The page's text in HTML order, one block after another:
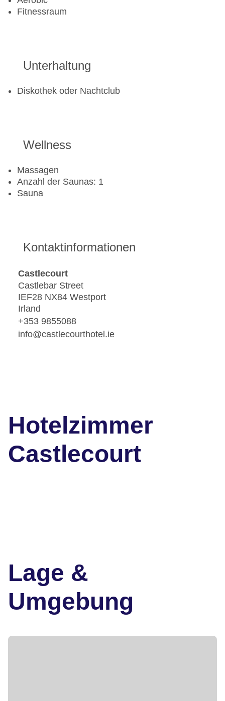
Fitnessraum
Unterhaltung
Diskothek oder Nachtclub
Wellness
Massagen
Anzahl der Saunas: 1
Sauna
Kontaktinformationen
Castlecourt
Castlebar Street
IEF28 NX84 Westport
Irland
+353 9855088
info@castlecourthotel.ie
Hotelzimmer
Castlecourt
Lage &
Umgebung